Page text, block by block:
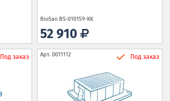
BioSan BS-010159-KK
52 910
Под заказ Арт. 0011112 Под заказ